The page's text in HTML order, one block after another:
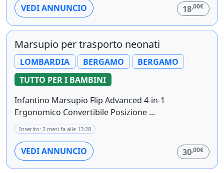
VEDI ANNUNCIO 18,00€
Marsupio per trasporto neonati
LOMBARDIA BERGAMO
BERGAMO
TUTTO PER I BAMBINI
Infantino Marsupio Flip Advanced 4-in-1
Ergonomico Convertibile Posizione ...
Inserito: 2 mesi fa alle 13:28
VEDI ANNUNCIO 30,00€